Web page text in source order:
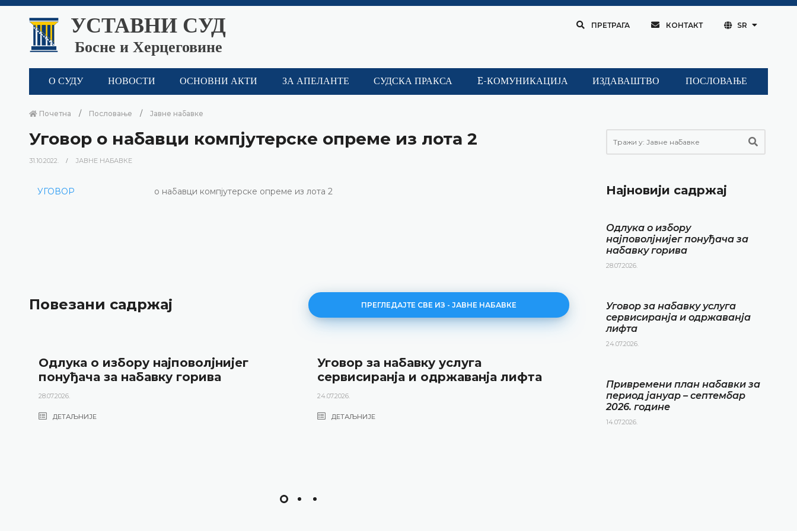
УСТАВНИ СУД
Босне и Херцеговине
ПРЕТРАГА КОНТАКТ SR
О СУДУ НОВОСТИ ОСНОВНИ АКТИ ЗА АПЕЛАНТЕ СУДСКА ПРАКСА E-КОМУНИКАЦИЈА ИЗДАВАШТВО ПОСЛОВАЊЕ
Почетна Пословање Јавне набавке
Уговор о набавци компјутерске опреме из лота 2
31.10.2022. ЈАВНЕ НАБАВКЕ
УГОВОР о набавци компјутерске опреме из лота 2
Повезани садржај ПРЕГЛЕДАЈТЕ СВЕ ИЗ - ЈАВНЕ НАБАВКЕ
Одлука о избору најповолјнијег
понуђача за набавку горива
28.07.2026.
ДЕТАЉНИЈЕ
Уговор за набавку услуга
сервисиранја и одржаванја лифта
24.07.2026.
ДЕТАЉНИЈЕ
период јануар – септембар
године
14.07.2026.
Најновији садржај
Одлука о избору
најповолјнијег понуђача за
набавку горива
28.07.2026.
Уговор за набавку услуга
сервисиранја и одржаванја
лифта
24.07.2026.
Привремени план набавки за
период јануар – септембар
2026. године
14.07.2026.